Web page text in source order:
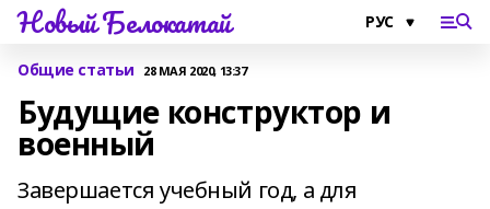
Новый Белокатай
Общие статьи 28 МАЯ 2020, 13:37
Будущие конструктор и
военный
Завершается учебный год, а для